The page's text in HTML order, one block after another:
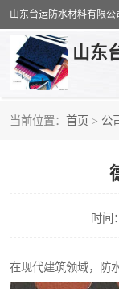
山东
当前位置： 首页 > 公
时间
在现代建筑领域，防
自粘型防水卷材
高分子防水卷材